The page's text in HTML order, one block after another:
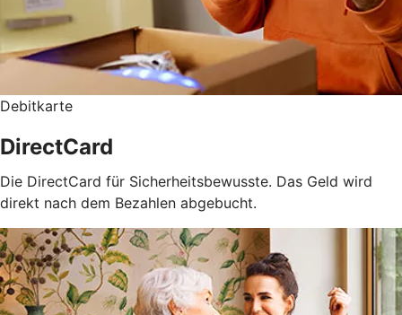
Debitkarte
DirectCard
Die DirectCard für Sicherheitsbewusste. Das Geld wird
direkt nach dem Bezahlen abgebucht.